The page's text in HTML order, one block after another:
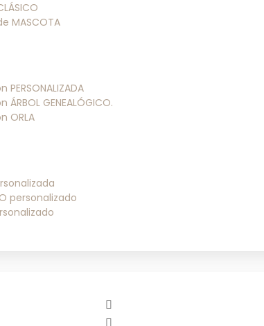
MASCOTA
PERSONALIZADA
ÁRBOL GENEALÓGICO.
ORLA
personalizado